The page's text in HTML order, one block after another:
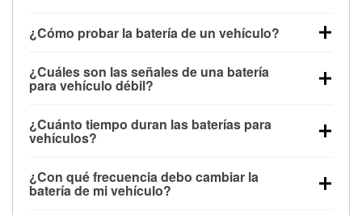
¿Cómo probar la batería de un vehículo?
maneras. El método más rápido es utilizar un
multímetro: con el vehículo apagado, conecta los
voltaje: una batería en buen estado y totalmente
cargada debería indicar unos 12.6 voltios. Es
importante saber que las baterías descargadas a
veces pueden mostrar una carga completa, y un
¿Cuáles son las señales de una batería
para vehículo débil?
advertencia. Un arranque lento del motor, faros
tenues, chasquidos al girar la llave o luces de
que la batería tiene una potencia de carga débil.
También puedes notar problemas eléctricos, como
¿Cuánto tiempo duran las baterías para
vehículos?
entre 3 y 5 años. La duración exacta depende de los
hábitos de conducción, las condiciones
¿Con qué frecuencia debo cambiar la
batería de mi vehículo?